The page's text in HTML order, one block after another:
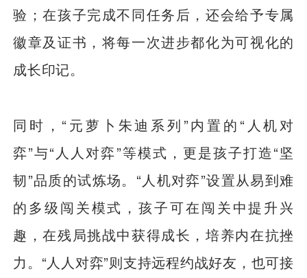
验；在孩子完成不同任务后，还会给予专属
徽章及证书，将每一次进步都化为可视化的
成长印记。
同时，“元萝卜朱迪系列”内置的“人机对
弈”与“人人对弈”等模式，更是孩子打造“坚
韧”品质的试炼场。“人机对弈”设置从易到难
的多级闯关模式，孩子可在闯关中提升兴
趣，在残局挑战中获得成长，培养内在抗挫
力。“人人对弈”则支持远程约战好友，也可接